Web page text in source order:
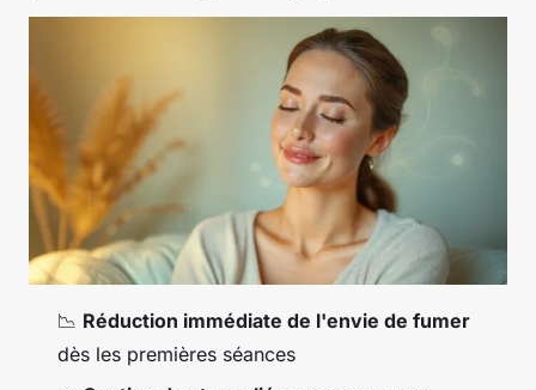
📉 Réduction immédiate de l'envie de fumer
dès les premières séances